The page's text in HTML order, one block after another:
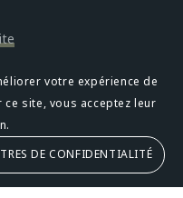
33600 PESSAC
votre expérience de
site, vous acceptez leur
DE CONFIDENTIALITÉ